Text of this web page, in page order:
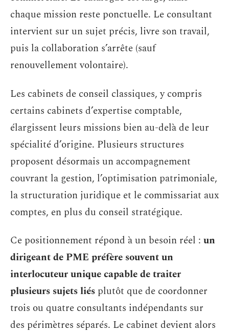
chaque mission reste ponctuelle. Le consultant
intervient sur un sujet précis, livre son travail,
puis la collaboration s’arrête (sauf
renouvellement volontaire).
Les cabinets de conseil classiques, y compris
certains cabinets d’expertise comptable,
élargissent leurs missions bien au-delà de leur
spécialité d’origine. Plusieurs structures
proposent désormais un accompagnement
couvrant la gestion, l’optimisation patrimoniale,
la structuration juridique et le commissariat aux
comptes, en plus du conseil stratégique.
Ce positionnement répond à un besoin réel : un
dirigeant de PME préfère souvent un
interlocuteur unique capable de traiter
plusieurs sujets liés plutôt que de coordonner
trois ou quatre consultants indépendants sur
des périmètres séparés. Le cabinet devient alors